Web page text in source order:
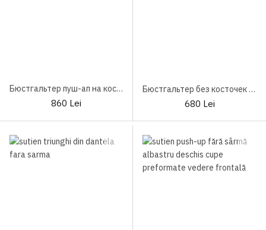
Бюстгальтер пуш-ап на косточках Lisca Paris
860 Lei
Бюстгальтер без косточек Lisca Sunset
680 Lei